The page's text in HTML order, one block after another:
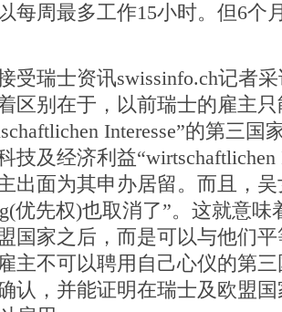
每周最多工作15小时。但6个
瑞士资讯swissinfo.ch记者采
区别在于，以前瑞士的雇主
Interesse”的第三
技及经济利益“wirtschaftlichen
出面为其申办居留。而且，
优先权)也取消了”。这就意
国家之后，而是可以与他们
主不可以聘用自己心仪的第
认，并能证明在瑞士及欧盟